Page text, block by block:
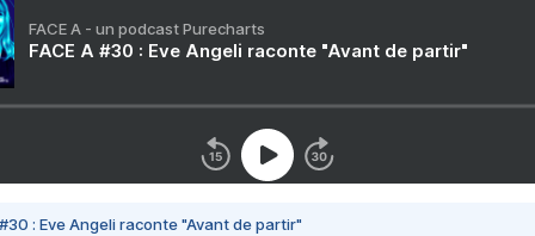
FACE A - un podcast Purecharts
FACE A #30 : Eve Angeli raconte "Avant de partir"
#30 : Eve Angeli raconte "Avant de partir"